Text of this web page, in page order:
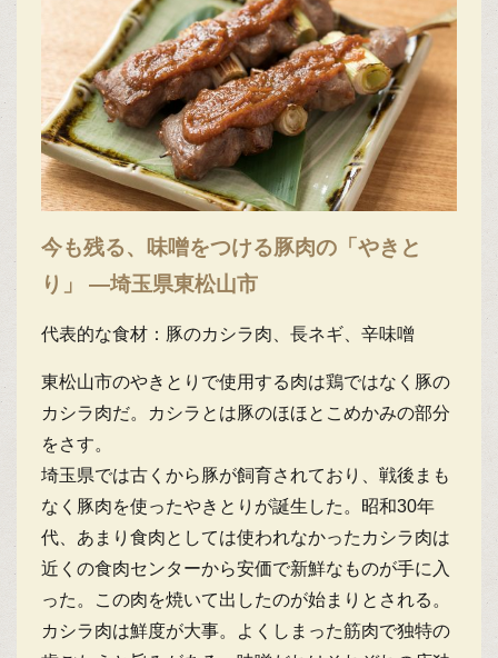
今も残る、味噌をつける豚肉の「やきと
り」 ―埼玉県東松山市
代表的な食材：豚のカシラ肉、長ネギ、辛味噌
東松山市のやきとりで使用する肉は鶏ではなく豚の
カシラ肉だ。カシラとは豚のほほとこめかみの部分
をさす。
埼玉県では古くから豚が飼育されており、戦後まも
なく豚肉を使ったやきとりが誕生した。昭和30年
代、あまり食肉としては使われなかったカシラ肉は
近くの食肉センターから安価で新鮮なものが手に入
った。この肉を焼いて出したのが始まりとされる。
カシラ肉は鮮度が大事。よくしまった筋肉で独特の